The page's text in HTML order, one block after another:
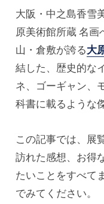
t
d
o
n
大阪・中之島香雪
原美術館所蔵 名
山・倉敷が誇る大
結した、歴史的な
ネ、ゴーギャン、
科書に載るような
この記事では、展
訪れた感想、お得
たいことをすべて
でみてください。